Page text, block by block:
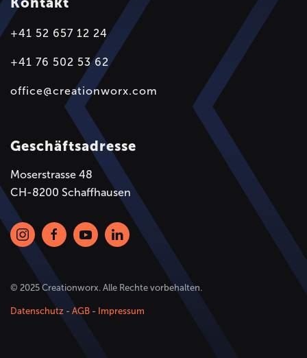
+41 52 657 12 24
+41 76 502 53 62
office@creationworx.com
Geschäftsadresse
Moserstrasse 48
CH-8200 Schaffhausen
© 2025 Creationworx. Alle Rechte vorbehalten.
Datenschutz - AGB - Impressum